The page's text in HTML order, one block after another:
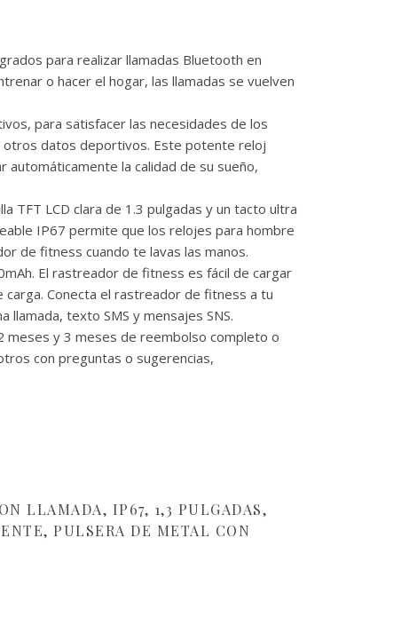
para realizar llamadas Bluetooth en
o hacer el hogar, las llamadas se vuelven
para satisfacer las necesidades de los
otros datos deportivos. Este potente reloj
la calidad de su sueño,
TFT LCD clara de 1.3 pulgadas y un tacto ultra
IP67 permite que los relojes para hombre
de fitness cuando te lavas las manos.
El rastreador de fitness es fácil de cargar
Conecta el rastreador de fitness a tu
texto SMS y mensajes SNS.
y 3 meses de reembolso completo o
con preguntas o sugerencias,
LLAMADA, IP67, 1,3 PULGADAS,
PULSERA DE METAL CON